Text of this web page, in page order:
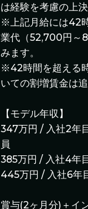
は経験を考慮の上決
※上記月給には42
業代（52,700円～
みます。
※42時間を超える
いての割増賃金は追
【モデル年収】
347万円 / 入社2年
員
385万円 / 入社4年
445万円 / 入社6年
賞与(2ヶ月分)＋イ